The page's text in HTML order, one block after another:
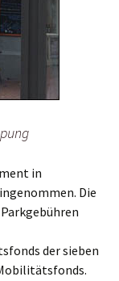
in
Die
der sieben